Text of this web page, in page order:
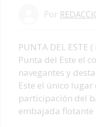
Por
PUNTA DEL
Punta del Este el
navegantes y
Este el único
participación del
embajada